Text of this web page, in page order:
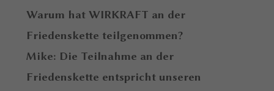
Warum hat WIRKRAFT an der
Friedenskette teilgenommen?
Mike: Die Teilnahme an der
Friedenskette entspricht unseren